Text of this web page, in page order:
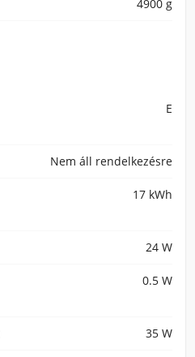
4900 g
E
Nem áll rendelkezésre
17 kWh
24 W
0.5 W
35 W